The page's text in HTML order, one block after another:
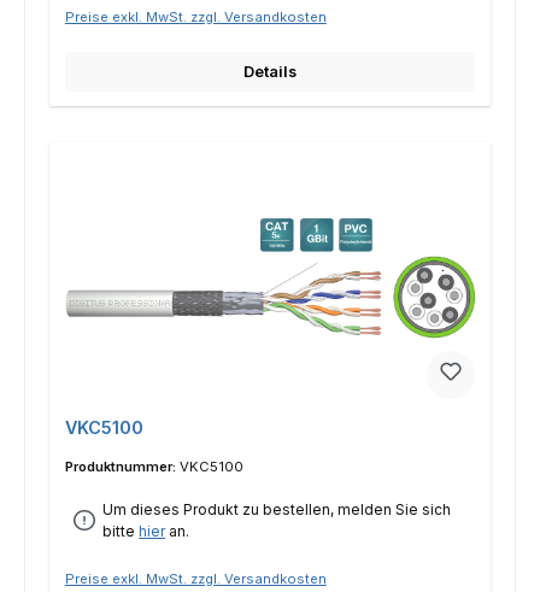
Preise exkl. MwSt. zzgl. Versandkosten
Details
VKC5100
Produktnummer: VKC5100
Um dieses Produkt zu bestellen, melden Sie sich
bittehieran.
Preise exkl. MwSt. zzgl. Versandkosten